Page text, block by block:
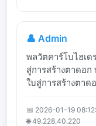
👤 Admin
พลวัตคาร์โบไฮเด
สู่การสร้างตาดอ
ใบสู่การสร้างตาด
📅 2026-01-19
🌐 49.228.40.220